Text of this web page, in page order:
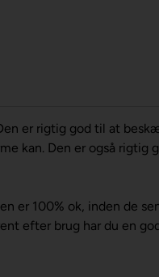
er rigtig god til at
kan. Den er også
er 100% ok, inden de
efter brug har du en